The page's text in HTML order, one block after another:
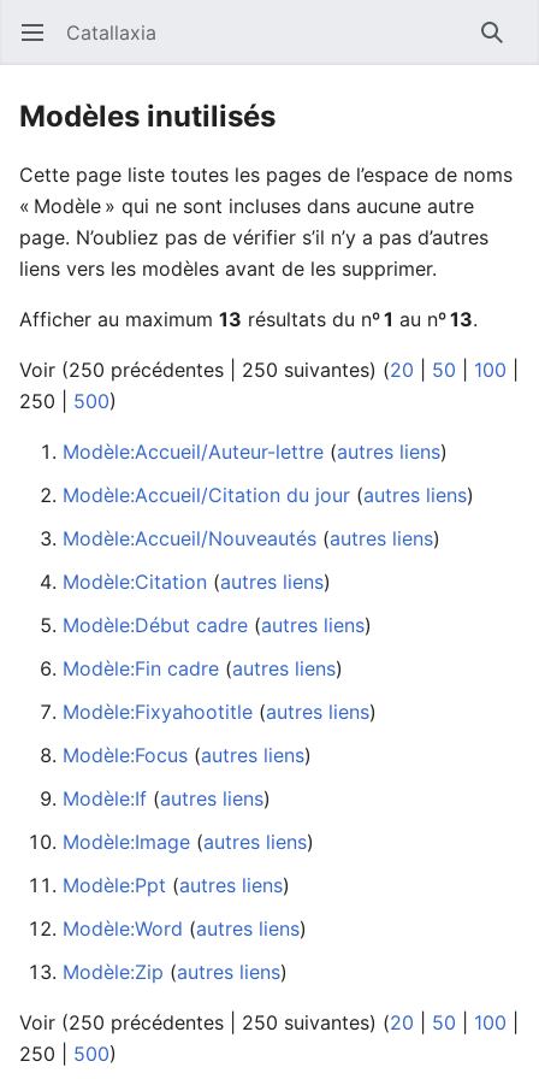
Ouvrir le menu principal Catallaxia
Modèles inutilisés
Cette page liste toutes les pages de l’espace de noms
« Modèle » qui ne sont incluses dans aucune autre
page. N’oubliez pas de vérifier s’il n’y a pas d’autres
liens vers les modèles avant de les supprimer.
Afficher au maximum 13 résultats du nº1 au nº13.
Voir (250 précédentes 250 suivantes) (20 50 100
250
500)
Modèle:Accueil/Auteur-lettre ‏‎ (autres liens)
Modèle:Accueil/Citation du jour ‏‎ (autres liens)
Modèle:Accueil/Nouveautés ‏‎ (autres liens)
Modèle:Citation ‏‎ (autres liens)
Modèle:Début cadre ‏‎ (autres liens)
Modèle:Fin cadre ‏‎ (autres liens)
Modèle:Fixyahootitle ‏‎ (autres liens)
Modèle:Focus ‏‎ (autres liens)
Modèle:If ‏‎ (autres liens)
Modèle:Image ‏‎ (autres liens)
Modèle:Ppt ‏‎ (autres liens)
Modèle:Word ‏‎ (autres liens)
Modèle:Zip ‏‎ (autres liens)
Voir (250 précédentes 250 suivantes) (20 50 100
250
500)